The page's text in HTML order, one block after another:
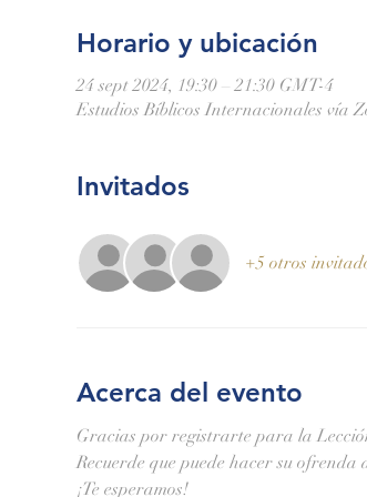
Horario y ubicación
24 sept 2024, 19:30 – 21:30 GMT-4
Estudios Bíblicos Internacionales vía
Invitados
+5 otros
Acerca del evento
Gracias por registrarte para la
Recuerde que puede hacer su
¡Te esperamos!